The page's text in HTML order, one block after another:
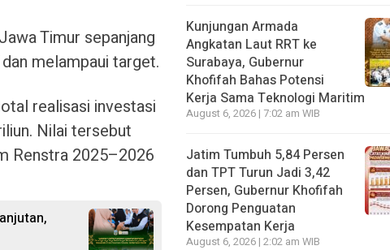
Timur sepanjang
melampaui target.
realisasi investasi
Nilai tersebut
Renstra 2025–2026
Kunjungan Armada
Angkatan Laut RRT ke
Surabaya, Gubernur
Khofifah Bahas Potensi
Kerja Sama Teknologi Maritim
August 6, 2026 | 7:02 am WIB
Jatim Tumbuh 5,84 Persen
dan TPT Turun Jadi 3,42
Persen, Gubernur Khofifah
Dorong Penguatan
Kesempatan Kerja
August 6, 2026 | 2:02 am WIB